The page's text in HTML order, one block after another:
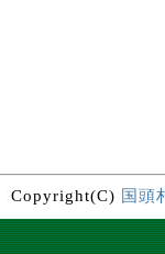
Copyright(C) 国頭